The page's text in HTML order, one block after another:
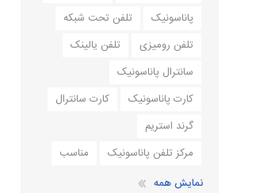
پاناسونیک
تلفن تحت شبکه
تلفن رومیزی
تلفن یالینک
سانترال پاناسونیک
کارت پاناسونیک
کارت سانترال
گرند استریم
مرکز تلفن پاناسونیک
مناسب
نمایش همه